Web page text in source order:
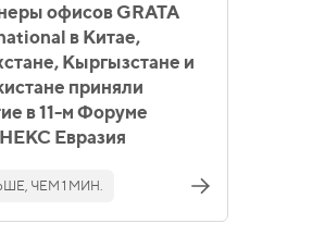
офисов GRATA
в Китае,
Кыргызстане и
приняли
в 11-м Форуме
Евразия
ЧЕМ 1 МИН.